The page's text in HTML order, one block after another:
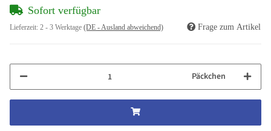
Sofort verfügbar
Lieferzeit: 2 - 3 Werktage (DE - Ausland abweichend) Frage zum Artikel
Päckchen